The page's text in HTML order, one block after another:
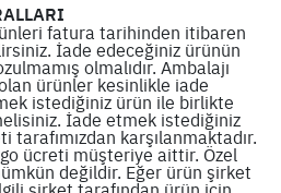
fatura tarihinden itibaren
İade edeceğiniz ürünün
olmalıdır. Ambalajı
ürünler kesinlikle iade
istediğiniz ürün ile birlikte
İade etmek istediğiniz
tarafımızdan karşılanmaktadır.
ücreti müşteriye aittir. Özel
değildir. Eğer ürün şirket